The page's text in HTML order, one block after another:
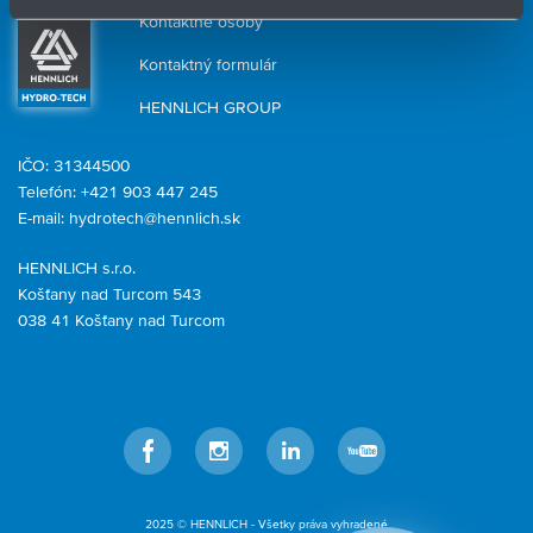
Kontaktné osoby
Kontaktný formulár
HENNLICH GROUP
HENNLICH s.r.o.
Košťany nad Turcom 543
038 41 Košťany nad Turcom
IČO: 31344500
Telefón: +421 903 447 245
E-mail: hydrotech@hennlich.sk
2025 © HENNLICH - Všetky práva vyhradené
FacebookInstagramLinkedIn YouTube